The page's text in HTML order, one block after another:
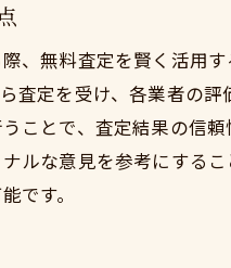
相談時に確認す
地域特性を理解
無料相談を活用
専門家によるア
、無料査定を賢く活用
査定を受け、各業者の
ことで、査定結果の信
ルな意見を参考にする
です。